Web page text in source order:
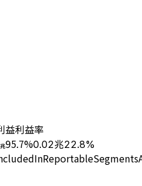
益利益率
兆95.7%0.02兆22.8%